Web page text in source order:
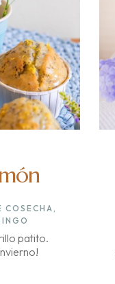
COSECHA ,
patito.